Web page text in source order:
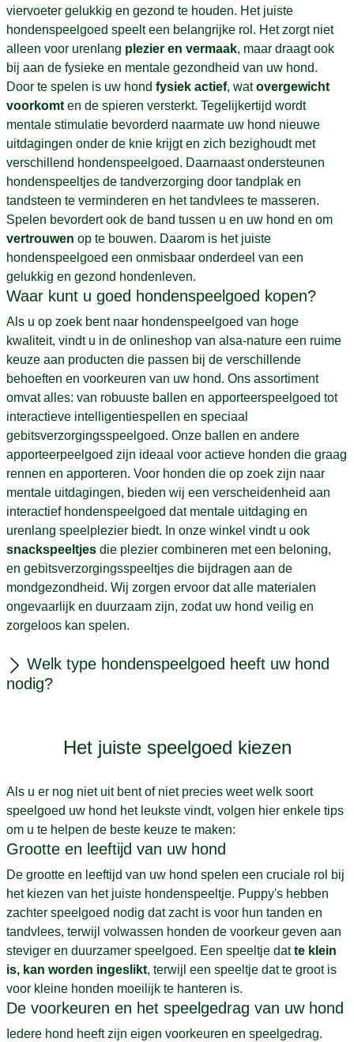
viervoeter gelukkig en gezond te houden. Het juiste
hondenspeelgoed speelt een belangrijke rol. Het zorgt niet
alleen voor urenlang plezier en vermaak, maar draagt ook
bij aan de fysieke en mentale gezondheid van uw hond.
Door te spelen is uw hond fysiek actief, watovergewicht
voorkomt en de spieren versterkt. Tegelijkertijd wordt
mentale stimulatie bevorderd naarmate uw hond nieuwe
uitdagingen onder de knie krijgt en zich bezighoudt met
verschillend hondenspeelgoed. Daarnaast ondersteunen
hondenspeeltjes de tandverzorging door tandplak en
tandsteen te verminderen en het tandvlees te masseren.
Spelen bevordert ook de band tussen u en uw hond en om
vertrouwen op te bouwen. Daarom is het juiste
hondenspeelgoed een onmisbaar onderdeel van een
gelukkig en gezond hondenleven.
Waar kunt u goed hondenspeelgoed kopen?
Als u op zoek bent naar hondenspeelgoed van hoge
kwaliteit, vindt u in de onlineshop van alsa-nature een ruime
keuze aan producten die passen bij de verschillende
behoeften en voorkeuren van uw hond. Ons assortiment
omvat alles: van robuuste ballen en apporteerspeelgoed tot
interactieve intelligentiespellen en speciaal
gebitsverzorgingsspeelgoed. Onze ballen en andere
apporteerpeelgoed zijn ideaal voor actieve honden die graag
rennen en apporteren. Voor honden die op zoek zijn naar
mentale uitdagingen, bieden wij een verscheidenheid aan
interactief hondenspeelgoed dat mentale uitdaging en
urenlang speelplezier biedt. In onze winkel vindt u ook
snackspeeltjes die plezier combineren met een beloning,
en gebitsverzorgingsspeeltjes die bijdragen aan de
mondgezondheid. Wij zorgen ervoor dat alle materialen
ongevaarlijk en duurzaam zijn, zodat uw hond veilig en
zorgeloos kan spelen.
Welk type hondenspeelgoed heeft uw hond
nodig?
Het juiste speelgoed kiezen
Als u er nog niet uit bent of niet precies weet welk soort
speelgoed uw hond het leukste vindt, volgen hier enkele tips
om u te helpen de beste keuze te maken:
Grootte en leeftijd van uw hond
De grootte en leeftijd van uw hond spelen een cruciale rol bij
het kiezen van het juiste hondenspeeltje. Puppy's hebben
zachter speelgoed nodig dat zacht is voor hun tanden en
tandvlees, terwijl volwassen honden de voorkeur geven aan
steviger en duurzamer speelgoed. Een speeltje datte klein
is, kan worden ingeslikt, terwijl een speeltje dat te groot is
voor kleine honden moeilijk te hanteren is.
De voorkeuren en het speelgedrag van uw hond
Iedere hond heeft zijn eigen voorkeuren en speelgedrag.